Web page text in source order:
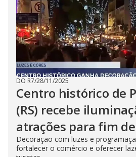
DO R7/28/11/2025
Centro histórico de
(RS) recebe
atrações para fim
Decoração com luzes e
fortalecer o comércio e oferecer